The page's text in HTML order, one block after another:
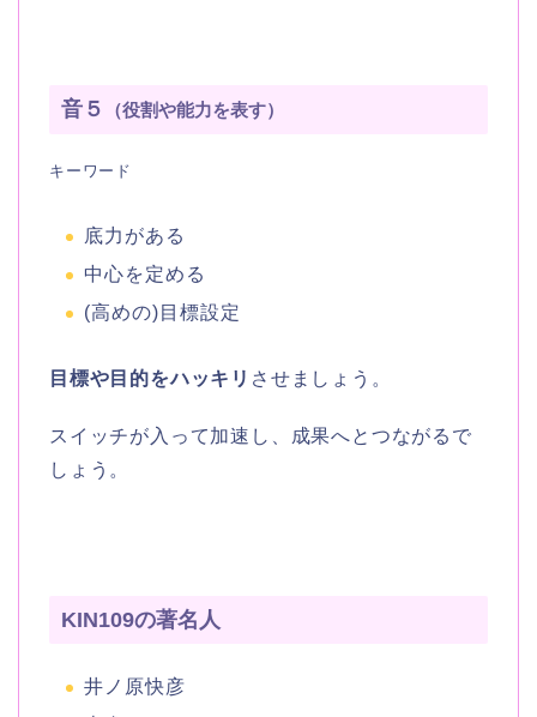
音５ （役割や能力を表す）
キーワード
底力がある
中心を定める
(高めの)目標設定
目標や目的をハッキリ させましょう。
スイッチが入って加速し、成果へとつながるで
しょう。
KIN109の著名人
井ノ原快彦